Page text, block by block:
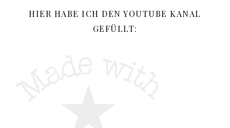
HIER HABE ICH DEN YOUTUBE KANAL
GEFÜLLT: